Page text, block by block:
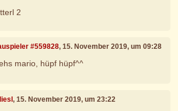
2
#559828, 15. November 2019, um 09:28
mario, hüpf hüpf^^
, 15. November 2019, um 23:22